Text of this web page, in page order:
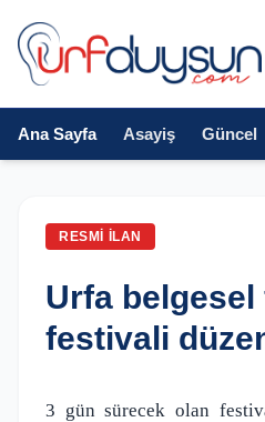
Ana Sayfa Asayiş Güncel
RESMI İLAN
Urfa belgesel
festivali
3 gün sürecek olan